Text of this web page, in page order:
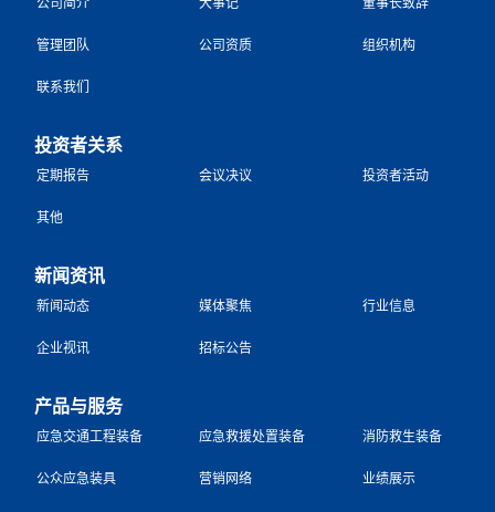
公司简介 大事记 董事长致辞
管理团队 公司资质 组织机构
联系我们
投资者关系
定期报告 会议决议 投资者活动
其他
新闻资讯
新闻动态 媒体聚焦 行业信息
企业视讯 招标公告
产品与服务
应急交通工程装备 应急救援处置装备 消防救生装备
公众应急装具 营销网络 业绩展示